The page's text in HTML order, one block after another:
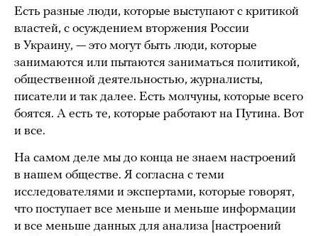
Есть разные люди, которые выступают с критикой
властей, с осуждением вторжения России
в Украину, — это могут быть люди, которые
занимаются или пытаются заниматься политикой,
общественной деятельностью, журналисты,
писатели и так далее. Есть молчуны, которые всего
боятся. А есть те, которые работают на Путина. Вот
и все.
На самом деле мы до конца не знаем настроений
в нашем обществе. Я согласна с теми
исследователями и экспертами, которые говорят,
что поступает все меньше и меньше информации
и все меньше данных для анализа [настроений